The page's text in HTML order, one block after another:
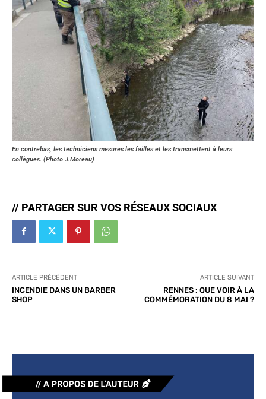
En contrebas, les techniciens mesures les failles et les transmettent à leurs
collègues. (Photo J.Moreau)
// PARTAGER SUR VOS RÉSEAUX SOCIAUX
ARTICLE PRÉCÉDENT
INCENDIE DANS UN BARBER
SHOP
ARTICLE SUIVANT
RENNES : QUE VOIR À LA
COMMÉMORATION DU 8 MAI ?